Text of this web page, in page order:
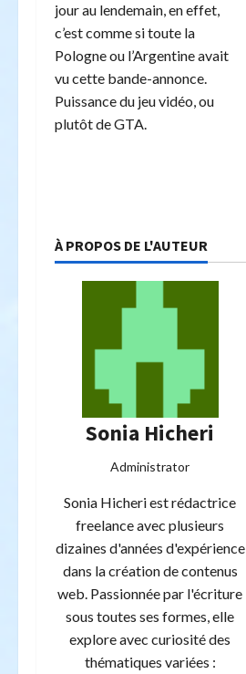
jour au lendemain, en effet,
c’est comme si toute la
Pologne ou l’Argentine avait
vu cette bande-annonce.
Puissance du jeu vidéo, ou
plutôt de GTA.
À PROPOS DE L'AUTEUR
Sonia Hicheri
Administrator
Sonia Hicheri est rédactrice
freelance avec plusieurs
dizaines d'années d'expérience
dans la création de contenus
web. Passionnée par l'écriture
sous toutes ses formes, elle
explore avec curiosité des
thématiques variées :